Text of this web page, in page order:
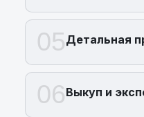
05Детальная
06Выкуп и